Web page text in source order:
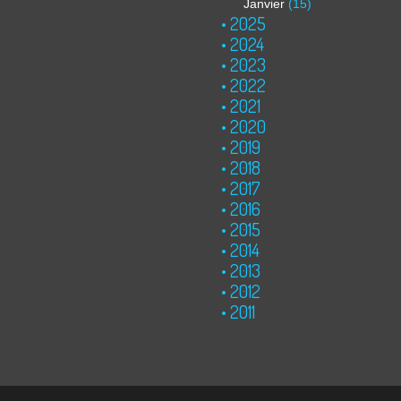
Janvier (15)
2025
2024
2023
2022
2021
2020
2019
2018
2017
2016
2015
2014
2013
2012
2011